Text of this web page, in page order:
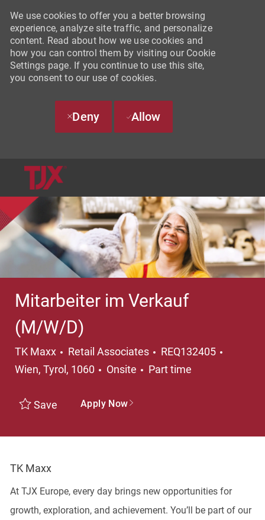
We use cookies to offer you a better browsing
experience, analyze site traffic, and personalize
content. Read about how we use cookies and
how you can control them by visiting our Cookie
Settings page. If you continue to use this site,
you consent to our use of cookies.
Deny Allow
Mitarbeiter im Verkauf
(M/W/D)
TK Maxx Category
Retail Associates REQ132405
Wien, Tyrol, 1060
Onsite Job Type
Part time
Save Apply Now
TK Maxx
At TJX Europe, every day brings new opportunities for
growth, exploration, and achievement. You’ll be part of our